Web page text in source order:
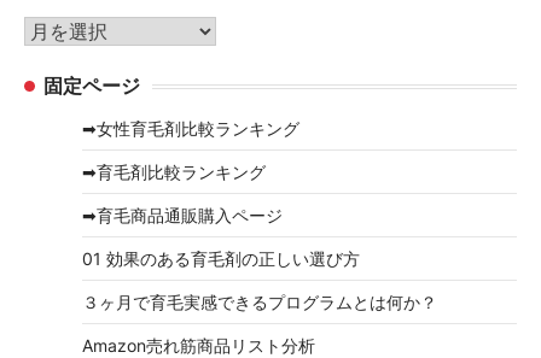
リ
ー
ア
カ 固定ページ
➡女性育毛剤比較ランキング
➡育毛剤比較ランキング
➡育毛商品通販購入ページ
01 効果のある育毛剤の正しい選び方
３ヶ月で育毛実感できるプログラムとは何か？
Amazon売れ筋商品リスト分析